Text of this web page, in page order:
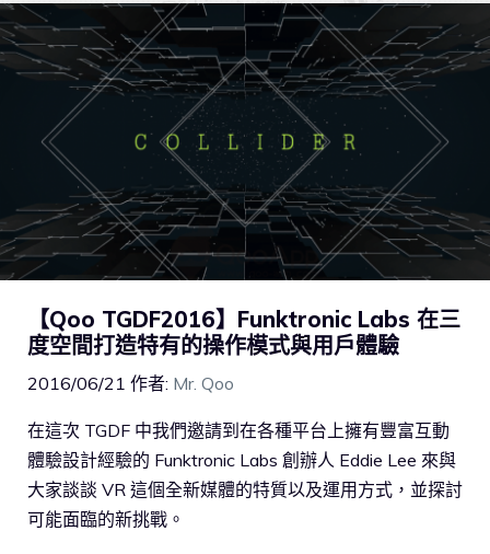
【Qoo TGDF2016】Funktronic Labs 在三
度空間打造特有的操作模式與用戶體驗
2016/06/21 作者: Mr. Qoo
在這次 TGDF 中我們邀請到在各種平台上擁有豐富互動
體驗設計經驗的 Funktronic Labs 創辦人 Eddie Lee 來與
大家談談 VR 這個全新媒體的特質以及運用方式，並探討
可能面臨的新挑戰。